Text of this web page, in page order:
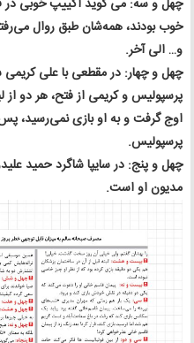
خوب بودند، همه‌شان طبق روال
و… الی آخر.
چهل و چهار: در مقطعی با علی کریمی
پرسپولیس و کریمی از فتح، هر دو
اوج گرفت و به او بازی نمی‌رسید،
پرسپولیس.
چهل و پنج: در سایپا شاگرد حمید
مدیون او است.